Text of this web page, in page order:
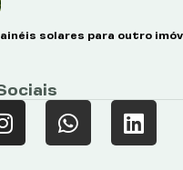
solares para outro